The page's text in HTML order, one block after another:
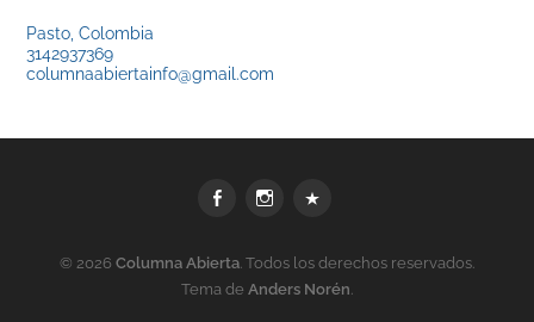
Pasto, Colombia
3142937369
columnaabiertainfo@gmail.com
FacebookInstagramWhatsApp
© 2026 Columna Abierta . Todos los derechos reservados.
Tema de Anders Norén